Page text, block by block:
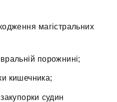
магістральних
порожнині;
кишечника;
судин